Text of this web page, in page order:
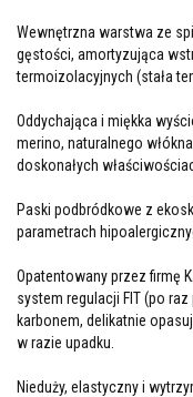
Wewnętrzna warstwa ze
gęstości, amortyzująca
termoizolacyjnych (stała
Oddychająca i miękka
merino, naturalnego
doskonałych
Paski podbródkowe z
parametrach
Opatentowany przez firmę
system regulacji FIT (po
karbonem, delikatnie
w razie upadku.
Nieduży, elastyczny i